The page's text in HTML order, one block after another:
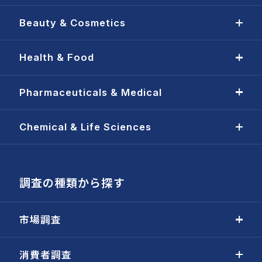
Beauty & Cosmetics
Health & Food
Pharmaceuticals & Medical
Chemical & Life Sciences
調査の種類から探す
市場調査
消費者調査